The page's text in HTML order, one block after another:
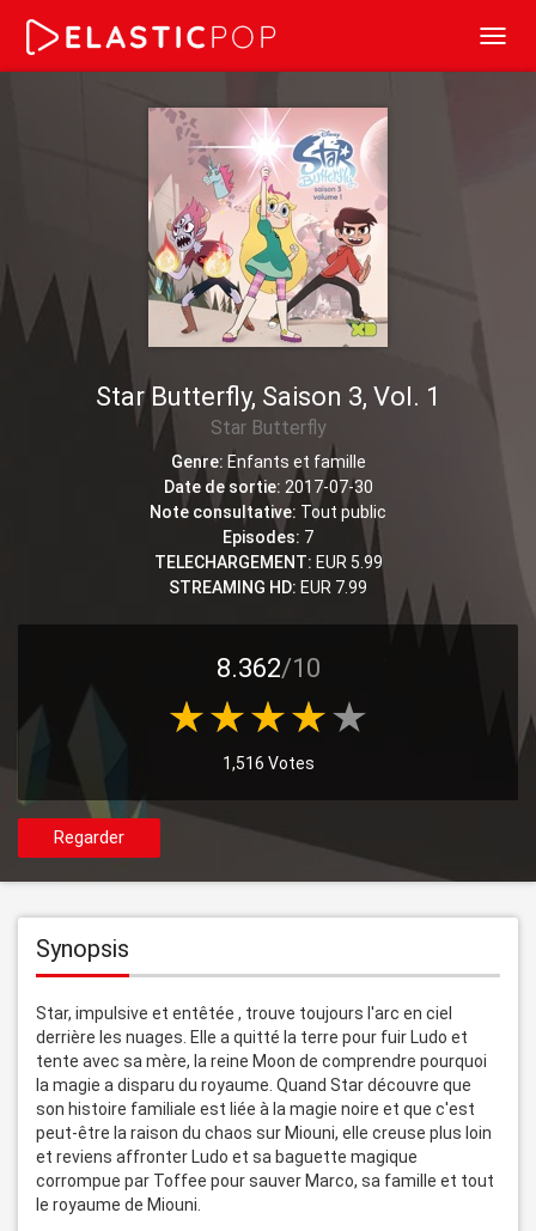
Star Butterfly, Saison 3, Vol. 1
Star Butterfly
Genre: Enfants et famille
Date de sortie: 2017-07-30
Note consultative: Tout public
Episodes: 7
TELECHARGEMENT: EUR 5.99
STREAMING HD: EUR 7.99
8.362/10
1,516 Votes
Regarder
Synopsis
Star, impulsive et entêtée , trouve toujours l'arc en ciel
derrière les nuages. Elle a quitté la terre pour fuir Ludo et
tente avec sa mère, la reine Moon de comprendre pourquoi
la magie a disparu du royaume. Quand Star découvre que
son histoire familiale est liée à la magie noire et que c'est
peut-être la raison du chaos sur Miouni, elle creuse plus loin
et reviens affronter Ludo et sa baguette magique
corrompue par Toffee pour sauver Marco, sa famille et tout
le royaume de Miouni.